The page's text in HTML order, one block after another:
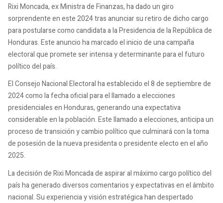
Rixi Moncada, ex Ministra de Finanzas, ha dado un giro
sorprendente en este 2024 tras anunciar su retiro de dicho cargo
para postularse como candidata a la Presidencia de la República de
Honduras. Este anuncio ha marcado el inicio de una campaña
electoral que promete ser intensa y determinante para el futuro
político del país.
El Consejo Nacional Electoral ha establecido el 8 de septiembre de
2024 como la fecha oficial para el llamado a elecciones
presidenciales en Honduras, generando una expectativa
considerable en la población. Este llamado a elecciones, anticipa un
proceso de transición y cambio político que culminará con la toma
de posesión de la nueva presidenta o presidente electo en el año
2025.
La decisión de Rixi Moncada de aspirar al máximo cargo político del
país ha generado diversos comentarios y expectativas en el ámbito
nacional. Su experiencia y visión estratégica han despertado